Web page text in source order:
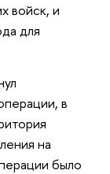
войск, и
для
в
на
было